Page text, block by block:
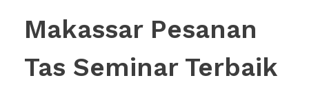
Makassar Pesanan
Tas Seminar Terbaik